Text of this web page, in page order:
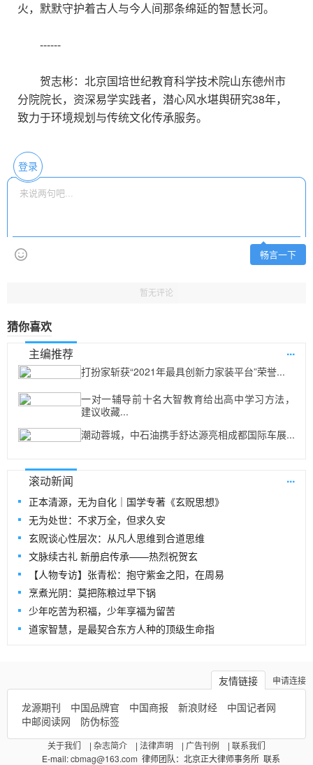
火，默默守护着古人与今人间那条绵延的智慧长河。
------
贺志彬：北京国培世纪教育科学技术院山东德州市
分院院长，资深易学实践者，潜心风水堪舆研究38年，
致力于环境规划与传统文化传承服务。
登录
畅言一下
暂无评论
猜你喜欢
主编推荐
...
打扮家斩获“2021年最具创新力家装平台”荣誉...
一对一辅导前十名大智教育给出高中学习方法，
建议收藏...
潮动蓉城，中石油携手舒达源亮相成都国际车展...
滚动新闻 ...
正本清源，无为自化｜国学专著《玄贶思想》
无为处世：不求万全，但求久安
玄贶谈心性层次：从凡人思维到合道思维
文脉续古礼 新册启传承——热烈祝贺玄
【人物专访】张青松：抱守紫金之阳，在周易
烹煮光阴：莫把陈粮过早下锅
少年吃苦为积福，少年享福为留苦
道家智慧，是最契合东方人种的顶级生命指
申请连接
友情链接
龙源期刊
中国品牌官 中国商报 新浪财经
中国记者网
中邮阅读网
防伪标签
关于我们 | 杂志简介 | 法律声明 | 广告刊例 | 联系我们
E-mail:cbmag@163.com 律师团队：北京正大律师事务所 联系